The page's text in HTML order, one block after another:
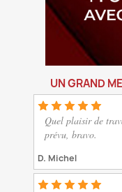
UN GRAND
Quel plaisir de
prévu, bravo.
D. Michel